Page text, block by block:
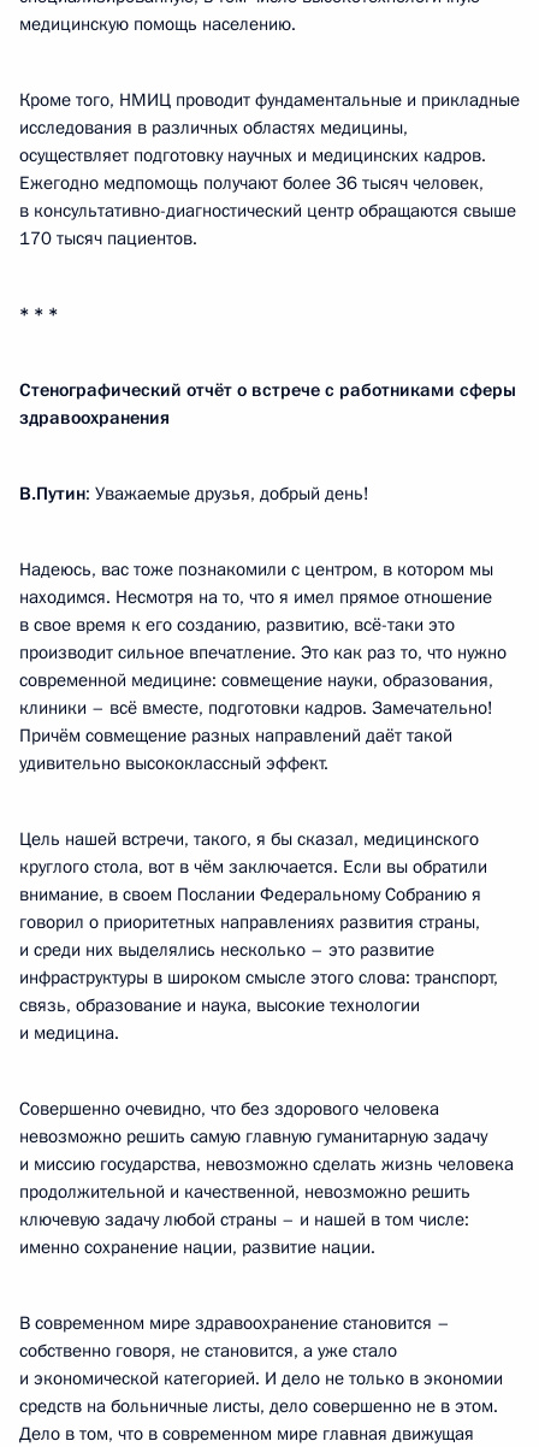
медицинскую помощь населению.
Кроме того, НМИЦ проводит фундаментальные и прикладные
исследования в различных областях медицины,
осуществляет подготовку научных и медицинских кадров.
Ежегодно медпомощь получают более 36 тысяч человек,
в консультативно-диагностический центр обращаются свыше
170 тысяч пациентов.
* * *
Стенографический отчёт о встрече с работниками сферы
здравоохранения
В.Путин: Уважаемые друзья, добрый день!
Надеюсь, вас тоже познакомили с центром, в котором мы
находимся. Несмотря на то, что я имел прямое отношение
в свое время к его созданию, развитию, всё-таки это
производит сильное впечатление. Это как раз то, что нужно
современной медицине: совмещение науки, образования,
клиники – всё вместе, подготовки кадров. Замечательно!
Причём совмещение разных направлений даёт такой
удивительно высококлассный эффект.
Цель нашей встречи, такого, я бы сказал, медицинского
круглого стола, вот в чём заключается. Если вы обратили
внимание, в своем Послании Федеральному Собранию я
говорил о приоритетных направлениях развития страны,
и среди них выделялись несколько – это развитие
инфраструктуры в широком смысле этого слова: транспорт,
связь, образование и наука, высокие технологии
и медицина.
Совершенно очевидно, что без здорового человека
невозможно решить самую главную гуманитарную задачу
и миссию государства, невозможно сделать жизнь человека
продолжительной и качественной, невозможно решить
ключевую задачу любой страны – и нашей в том числе:
именно сохранение нации, развитие нации.
В современном мире здравоохранение становится –
собственно говоря, не становится, а уже стало
и экономической категорией. И дело не только в экономии
средств на больничные листы, дело совершенно не в этом.
Дело в том, что в современном мире главная движущая